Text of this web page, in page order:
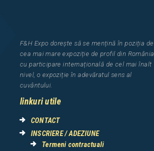
F&H Expo dorește să se mențină în poziția de
cea mai mare expoziție de profil din România
cu participare internațională de cel maiînalt
nivel, o expoziție în adevăratul sens al
cuvântului.
linkuri utile
CONTACT
INSCRIERE / ADEZIUNE
Termeni contractuali